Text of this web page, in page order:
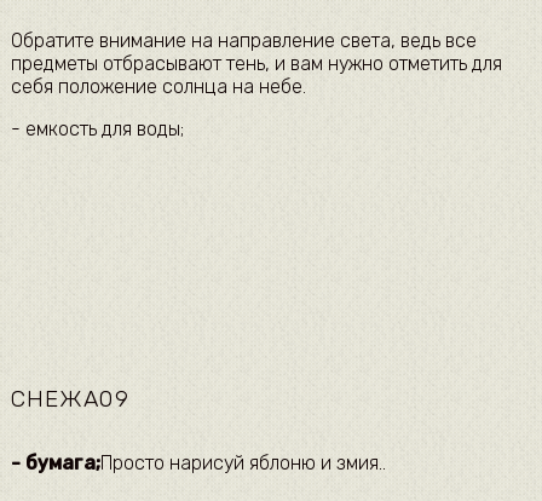
​Обратите внимание на направление света, ведь все
предметы отбрасывают тень, и вам нужно отметить для
себя положение солнца на небе.​
​- емкость для воды;​
СНЕЖА09
​- бумага;​​Просто нарисуй яблоню и змия..​